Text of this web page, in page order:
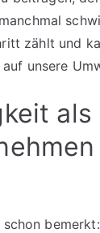
zählt und
unsere
als